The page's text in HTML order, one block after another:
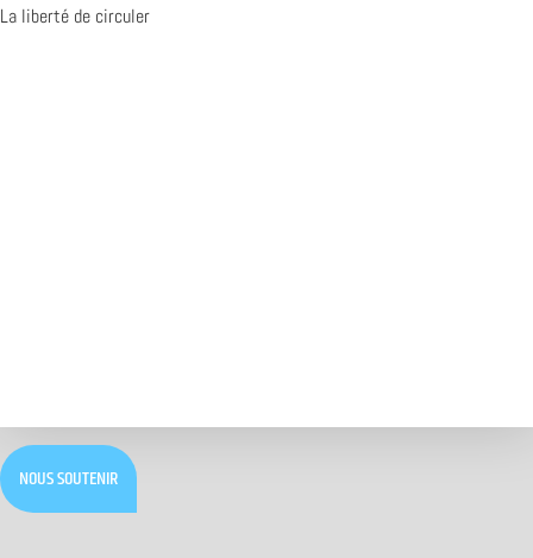
La liberté de circuler
NOUS SOUTENIR